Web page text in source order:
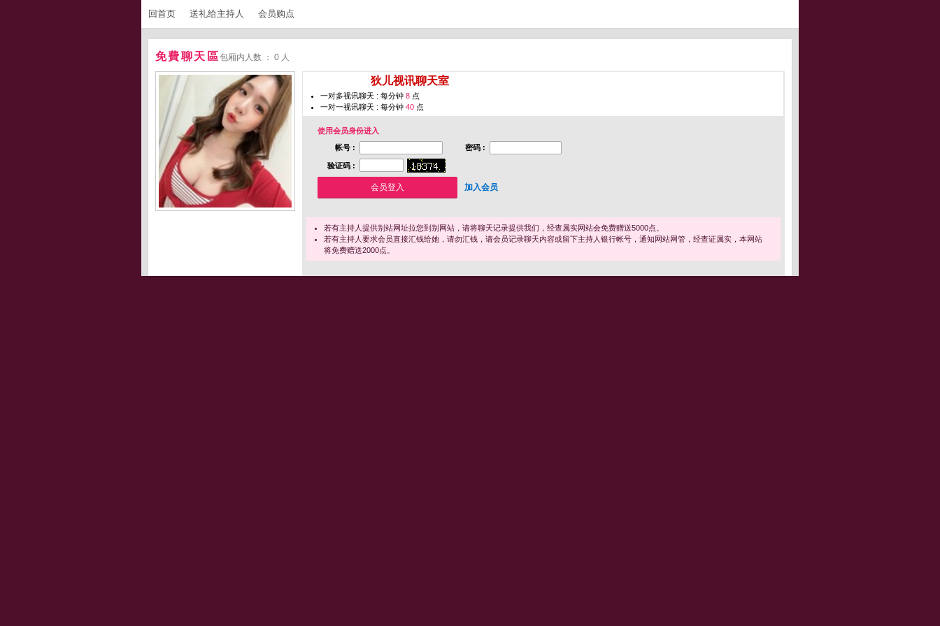
回首页 送礼给主持人 会员购点
免費聊天區包厢内人数 ： 0 人
狄儿视讯聊天室
一对多视讯聊天 : 每分钟 8 点
一对一视讯聊天 : 每分钟 40 点
使用会员身份进入
帐号 :
密码 :
验证码 :
加入会员
若有主持人提供别站网址拉您到别网站，请将聊天记录提供我们，经查属实网站会免费赠送5000点。
若有主持人要求会员直接汇钱给她，请勿汇钱，请会员记录聊天内容或留下主持人银行帐号，通知网站网管，经查证属实，本网站
将免费赠送2000点。